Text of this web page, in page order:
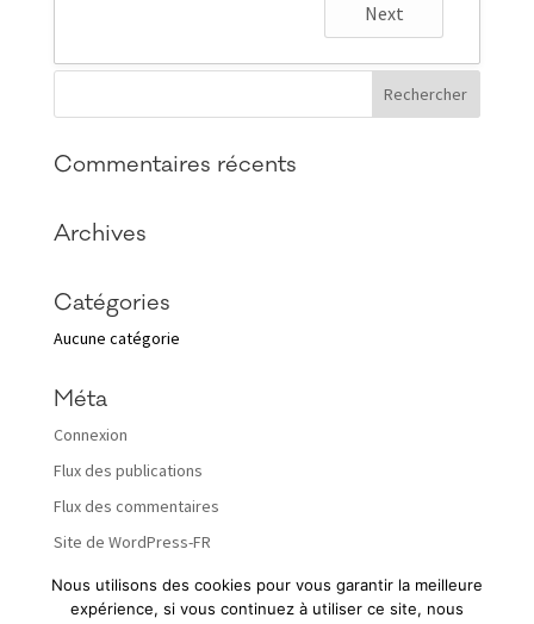
Next
Commentaires récents
Archives
Catégories
Aucune catégorie
Méta
Connexion
Flux des publications
Flux des commentaires
Site de WordPress-FR
Nous utilisons des cookies pour vous garantir la meilleure
expérience, si vous continuez à utiliser ce site, nous